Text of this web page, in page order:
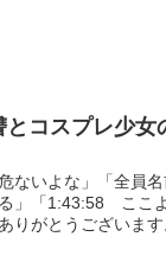
コスプレ少
ないよな」「全員
」「1:43:58 ここ
りがとうございます